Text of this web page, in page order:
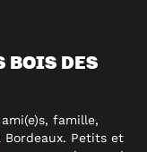
BOIS DES
famille,
Bordeaux. Petits et